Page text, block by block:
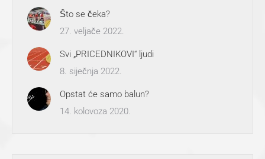
Što se čeka?
27. veljače 2022.
Svi „PRICEDNIKOVI“ ljudi
8. siječnja 2022.
Opstat će samo balun?
14. kolovoza 2020.